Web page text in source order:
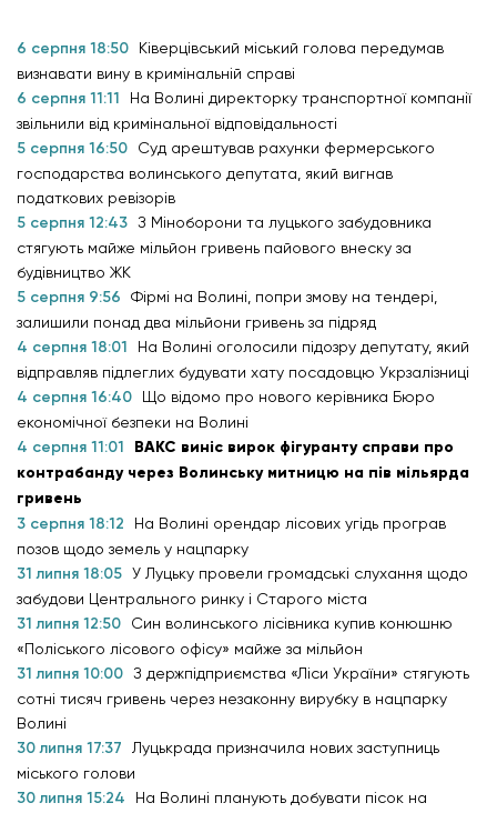
6 серпня 18:50
Ківерцівський міський голова передумав
визнавати вину в кримінальній справі
6 серпня 11:11
На Волині директорку транспортної компанії
звільнили від кримінальної відповідальності
5 серпня 16:50
Суд арештував рахунки фермерського
господарства волинського депутата, який вигнав
податкових ревізорів
5 серпня 12:43 З Міноборони та луцького забудовника
стягують майже мільйон гривень пайового внеску за
будівництво ЖК
5 серпня 9:56
Фірмі на Волині, попри змову на тендері,
залишили понад два мільйони гривень за підряд
4 серпня 18:01
На Волині оголосили підозру депутату, який
відправляв підлеглих будувати хату посадовцю Укрзалізниці
4 серпня 16:40
Що відомо про нового керівника Бюро
економічної безпеки на Волині
4 серпня 11:01
ВАКС виніс вирок фігуранту справи про
контрабанду через Волинську митницю на пів мільярда
гривень
3 серпня 18:12
На Волині орендар лісових угідь програв
позов щодо земель у нацпарку
31 липня 18:05 У Луцьку провели громадські слухання щодо
забудови Центрального ринку і Старого міста
31 липня 12:50
Син волинського лісівника купив конюшню
«Поліського лісового офісу» майже за мільйон
31 липня 10:00 З держпідприємства «Ліси України» стягують
сотні тисяч гривень через незаконну вирубку в нацпарку
Волині
30 липня 17:37
Луцькрада призначила нових заступниць
міського голови
30 липня 15:24
На Волині планують добувати пісок на